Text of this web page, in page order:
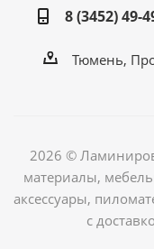
8 (3452) 49-
Тюмень,
2026 ©
материалы,
аксессуары,
с